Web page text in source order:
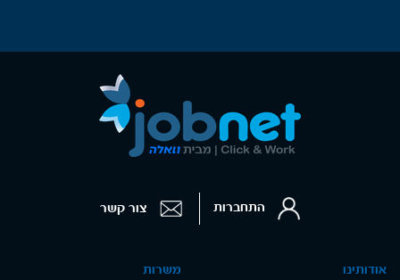
אודותינו
משרות